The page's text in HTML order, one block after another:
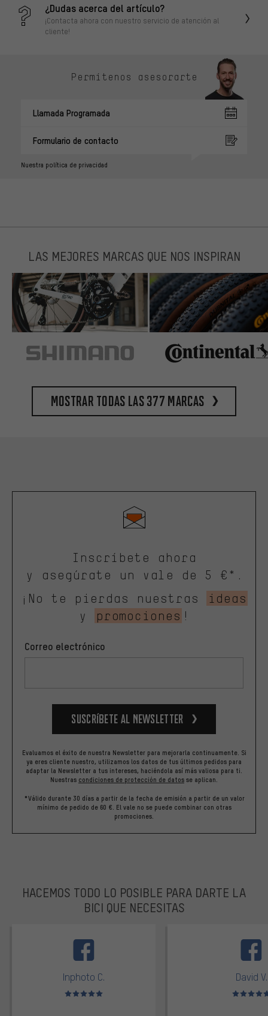
¿Dudas acerca del artículo?
¡Contacta ahora con nuestro servicio de atención al
cliente!
Permítenos asesorarte
Llamada Programada
Formulario de contacto
Nuestra política de privacidad
LAS MEJORES MARCAS QUE NOS INSPIRAN
Mostrar todas las 377 marcas
Inscríbete ahora
y asegúrate un vale de 5 €*.
¡No te pierdas nuestras
ideas
y
promociones !
Correo electrónico
Suscríbete al newsletter
Evaluamos el éxito de nuestra Newsletter para mejorarla continuamente. Si
ya eres cliente nuestro, utilizamos los datos de tus últimos pedidos para
adaptar la Newsletter a tus intereses, haciéndola así más valiosa para ti.
Nuestras condiciones de protección de datos se aplican.
*Válido durante 30 días a partir de la fecha de emisión a partir de un valor
mínimo de pedido de 60 €. El vale no se puede combinar con otras
promociones.
HACEMOS TODO LO POSIBLE PARA DARTE LA
BICI QUE NECESITAS
Inphoto C.
Valoración media: 5 de 5
David V.
Valoración